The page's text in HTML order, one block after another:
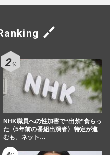
NHK職員への性加害で“出禁”食らっ
た〈5年前の番組出演者〉特定が進
むも、ネット…